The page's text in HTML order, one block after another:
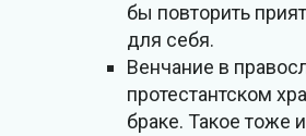
бы повторить
для себя.
Венчание в
протестантском
браке. Такое тоже